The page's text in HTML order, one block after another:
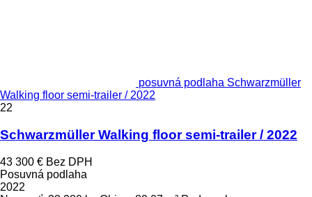
posuvná podlaha Schwarzmüller
Walking floor semi-trailer / 2022
22
Schwarzmüller Walking floor semi-trailer / 2022
43 300 € Bez DPH
Posuvná podlaha
2022